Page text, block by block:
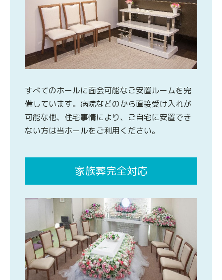
すべてのホールに面会可能なご安置ルームを完
備しています。病院などのから直接受け入れが
可能な他、住宅事情により、ご自宅に安置でき
ない方は当ホールをご利用ください。
家族葬完全対応